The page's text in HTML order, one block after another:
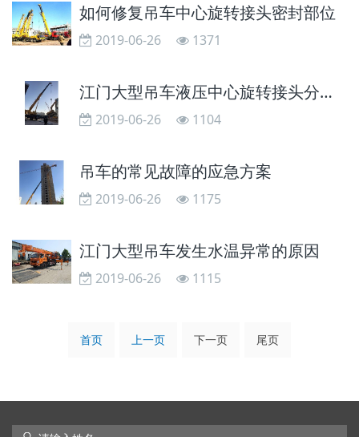
如何修复吊车中心旋转接头密封部位
2019-06-26 1371
江门大型吊车液压中心旋转接头分解装配
2019-06-26 1104
吊车的常见故障的应急方案
2019-06-26 1175
江门大型吊车发生水温异常的原因
2019-06-26 1115
首页 上一页 下一页 尾页